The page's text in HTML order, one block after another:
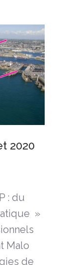
2020
: du
»
Malo
de